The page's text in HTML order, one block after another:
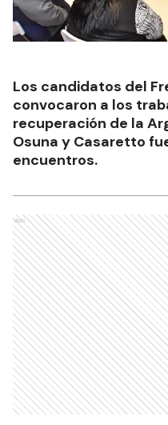
Los candidatos del
convocaron a los
recuperación de la
Osuna y Casaretto
encuentros.
Ads